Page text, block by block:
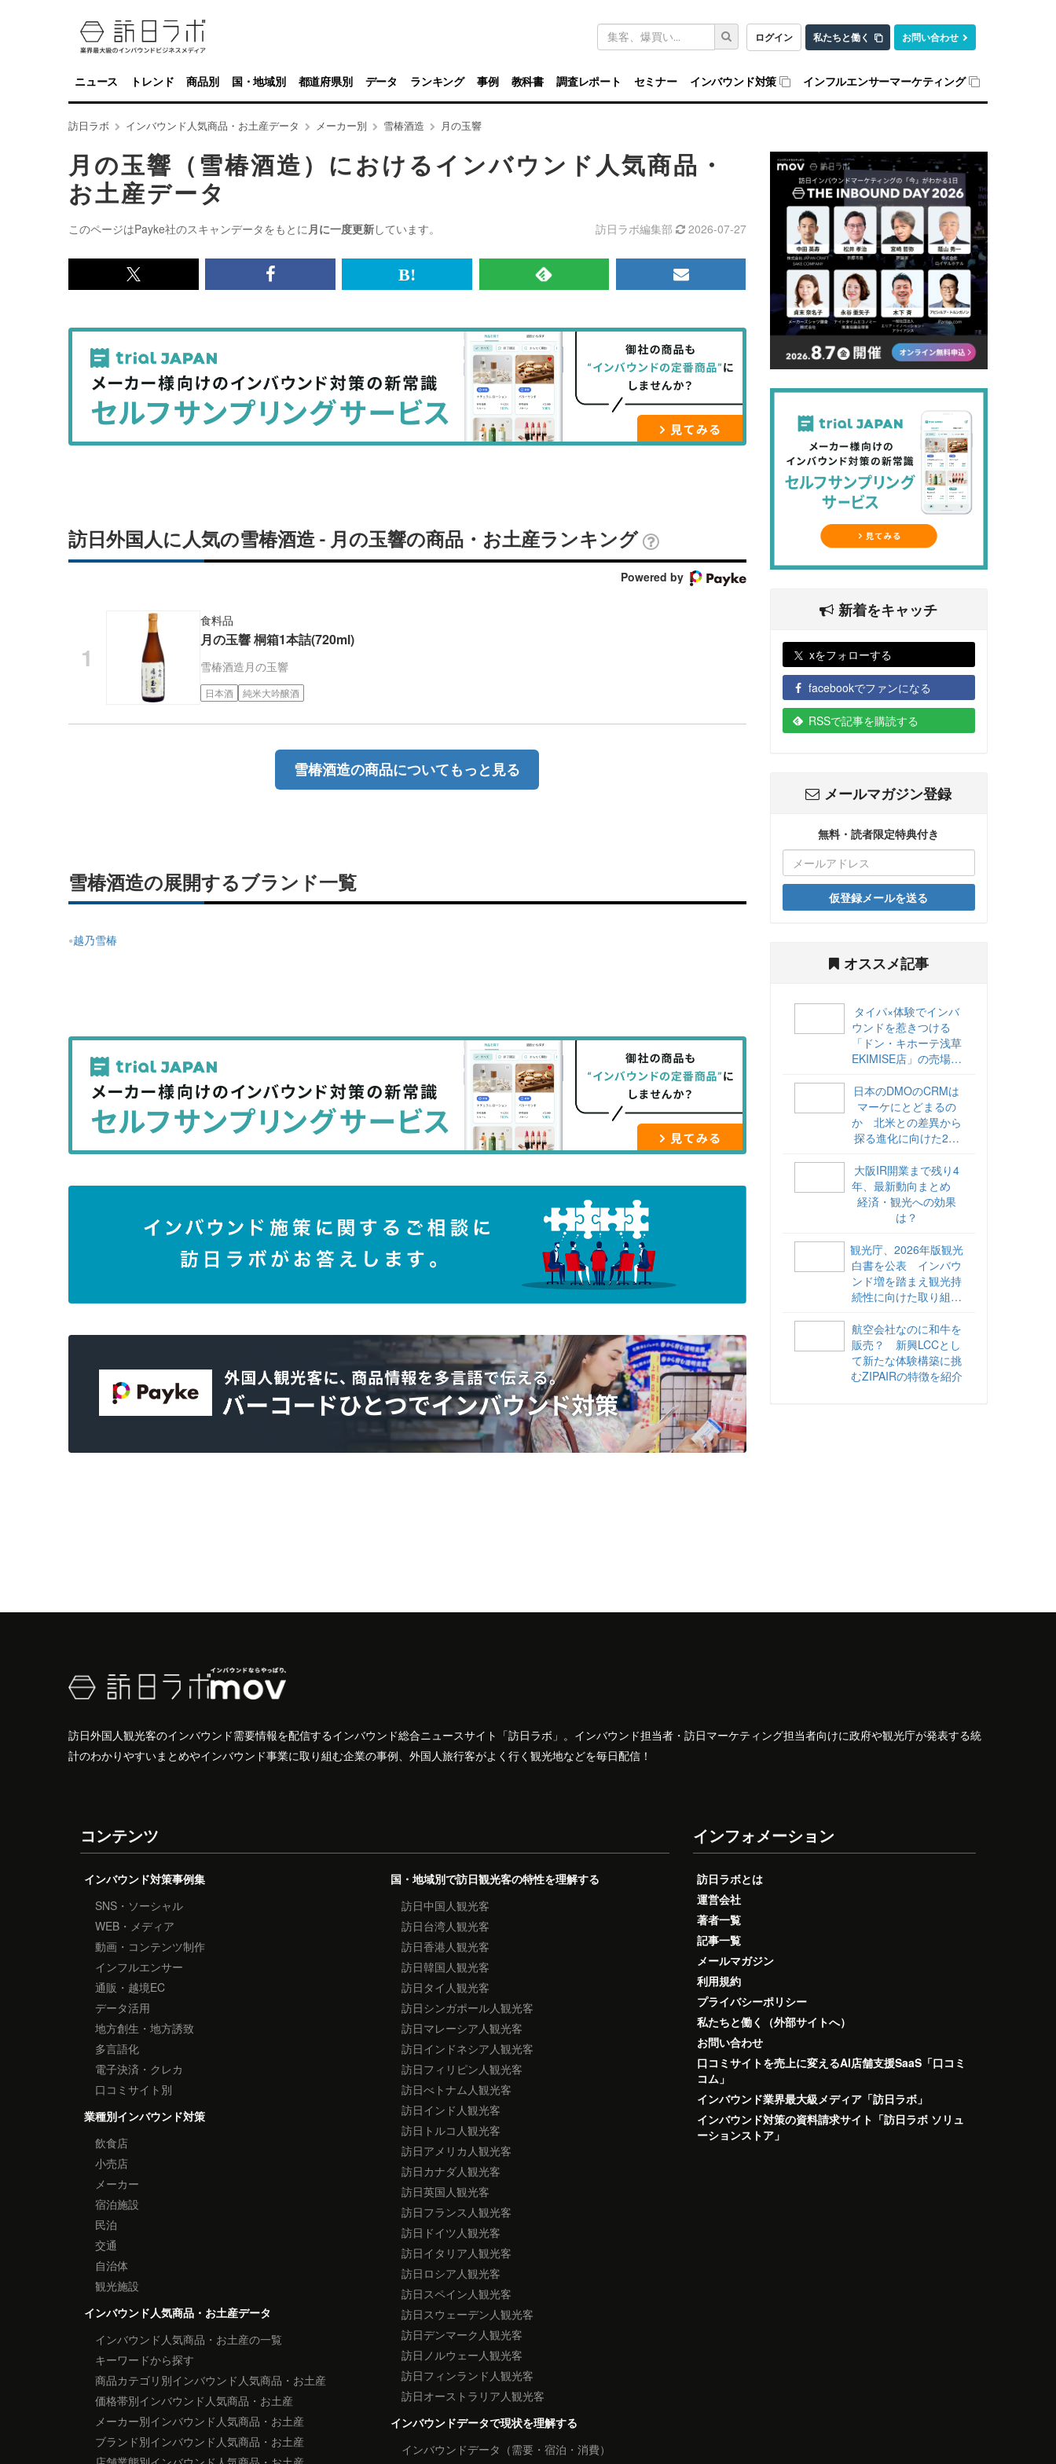
ログイン 私たちと働く お問い合わせ
キ
ワ
ド
検
索
ニュース トレンド 商品別 国・地域別 都道府県別 データ ランキング 事例 教科書 調査レポート セミナー インバウンド対策 インフルエンサーマーケティング
訪日ラボ インバウンド人気商品・お土産データ メーカー別 雪椿酒造 月の玉響
月の玉響（雪椿酒造）におけるインバウンド人気商品・
お土産データ
このページはPayke社のスキャンデータをもとに月に一度更新しています。 訪日ラボ編集部 2026-07-27
x<br>
記
事
を
シ
ェ
Facebook<br>
記
を
シ
ェ
は
な
ッ
ク
マ
追
加
RSS
記
事
を
購
読
メ
マ
ガ
登
録
す
訪日外国人に人気の雪椿酒造 - 月の玉響の商品・お土産ランキング
Powered by
食料品
月の玉響 桐箱1本詰(720ml)
雪椿酒造月の玉響
日本酒 純米大吟醸酒
雪椿酒造の商品についてもっと見る
雪椿酒造の展開するブランド一覧
越乃雪椿
新着をキャッチ
xをフォローする
facebookでファンになる
RSSで記事を購読する
メールマガジン登録
無料・読者限定特典付き
仮登録メールを送る
オススメ記事
タイパ×体験でインバ
ウンドを惹きつける
「ドン・キホーテ浅草
EKIMISE店」の売場づ
日本のDMOのCRMは
マーケにとどまるの
か 北米との差異から
探る進化に向けた2ス
海外DMOのリアル
vol.6】
大阪IR開業まで残り4
年、最新動向まとめ
経済・観光への効果
は？
観光庁、2026年版観光
白書を公表 インバウ
ンド増を踏まえ観光持
続性に向けた取り組み
航空会社なのに和牛を
販売？ 新興LCCとし
て新たな体験構築に挑
むZIPAIRの特徴を紹介
訪日外国人観光客のインバウンド需要情報を配信するインバウンド総合ニュースサイト「訪日ラボ」。インバウンド担当者・訪日マーケティング担当者向けに政府や観光庁が発表する統
計のわかりやすいまとめやインバウンド事業に取り組む企業の事例、外国人旅行客がよく行く観光地などを毎日配信！
コンテンツ
インバウンド対策事例集
SNS・ソーシャル
WEB・メディア
動画・コンテンツ制作
インフルエンサー
通販・越境EC
データ活用
地方創生・地方誘致
多言語化
電子決済・クレカ
口コミサイト別
業種別インバウンド対策
飲食店
小売店
メーカー
宿泊施設
民泊
交通
自治体
観光施設
インバウンド人気商品・お土産データ
インバウンド人気商品・お土産の一覧
キーワードから探す
商品カテゴリ別インバウンド人気商品・お土産
価格帯別インバウンド人気商品・お土産
メーカー別インバウンド人気商品・お土産
ブランド別インバウンド人気商品・お土産
国・地域別で訪日観光客の特性を理解する
訪日中国人観光客
訪日台湾人観光客
訪日香港人観光客
訪日韓国人観光客
訪日タイ人観光客
訪日シンガポール人観光客
訪日マレーシア人観光客
訪日インドネシア人観光客
訪日フィリピン人観光客
訪日べトナム人観光客
訪日インド人観光客
訪日トルコ人観光客
訪日アメリカ人観光客
訪日カナダ人観光客
訪日英国人観光客
訪日フランス人観光客
訪日ドイツ人観光客
訪日イタリア人観光客
訪日ロシア人観光客
訪日スペイン人観光客
訪日スウェーデン人観光客
訪日デンマーク人観光客
訪日ノルウェー人観光客
訪日フィンランド人観光客
訪日オーストラリア人観光客
インバウンドデータで現状を理解する
インバウンドデータ（需要・宿泊・消費）
インフォメーション
訪日ラボとは
運営会社
著者一覧
記事一覧
メールマガジン
利用規約
プライバシーポリシー
私たちと働く（外部サイトへ）
お問い合わせ
口コミサイトを売上に変えるAI店舗支援SaaS「口コミ
コム」
インバウンド業界最大級メディア「訪日ラボ」
インバウンド対策の資料請求サイト「訪日ラボ ソリュ
ーションストア」